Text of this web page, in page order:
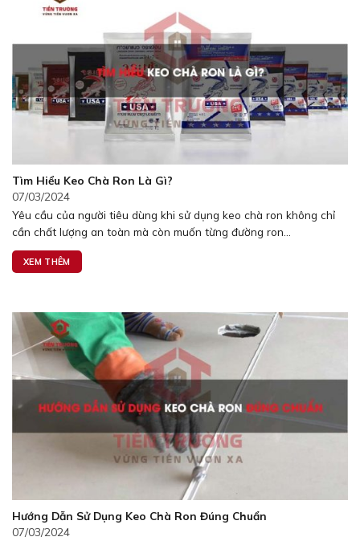
Tìm Hiểu Keo Chà Ron Là Gì?
07/03/2024
Yêu cầu của người tiêu dùng khi sử dụng keo chà ron không chỉ
cần chất lượng an toàn mà còn muốn từng đường ron...
XEM THÊM
Hướng Dẫn Sử Dụng Keo Chà Ron Đúng Chuẩn
07/03/2024